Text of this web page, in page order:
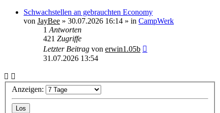
Schwachstellen an gebrauchten Economy
von JayBee » 30.07.2026 16:14 » in CampWerk
1 Antworten
421 Zugriffe
Letzter Beitrag von erwin1.05b
31.07.2026 13:54
Anzeigen: